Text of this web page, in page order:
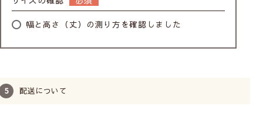
幅と高さ（丈）の測り方を確認しました
配送について